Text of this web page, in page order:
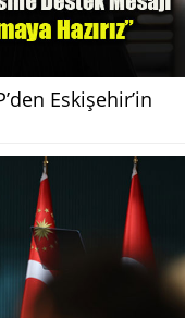
Eskişehir’in